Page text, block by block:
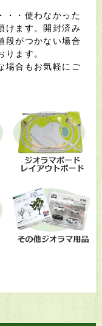
・・使わなかった
けます。開封済み
段がつかない場合
ます。
場合もお気軽にご